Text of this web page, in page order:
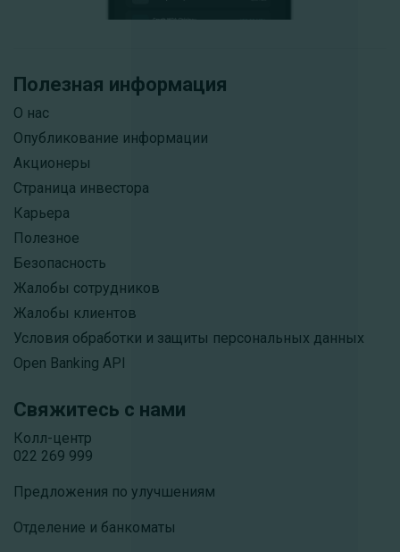
Полезная информация
О нас
Опубликование информации
Акционеры
Страница инвестора
Карьера
Полезное
Безопасность
Жалобы сотрудников
Жалобы клиентов
Условия обработки и защиты персональных данных
Open Banking API
Свяжитесь с нами
Колл-центр
022 269 999
Предложения по улучшениям
Отделение и банкоматы